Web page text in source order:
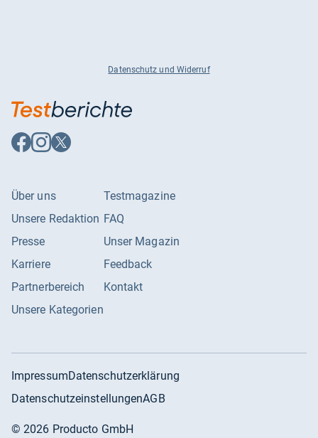
Datenschutz und Widerruf
Auf
Facebook
Auf
Instagram
Auf
X
Über uns
Unsere Redaktion
Presse
Karriere
Partnerbereich
Unsere Kategorien
Testmagazine
FAQ
Unser Magazin
Feedback
Kontakt
ImpressumDatenschutzerklärung
DatenschutzeinstellungenAGB
©2026 Producto GmbH